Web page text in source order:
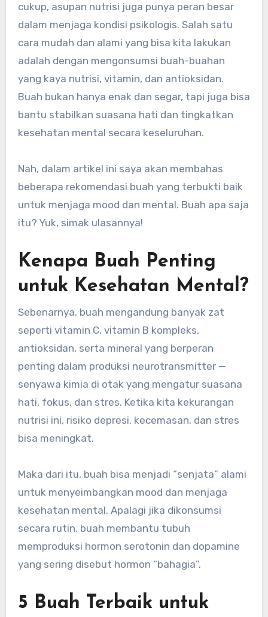
cukup, asupan nutrisi juga punya peran besar
dalam menjaga kondisi psikologis. Salah satu
cara mudah dan alami yang bisa kita lakukan
adalah dengan mengonsumsi buah-buahan
yang kaya nutrisi, vitamin, dan antioksidan.
Buah bukan hanya enak dan segar, tapi juga bisa
bantu stabilkan suasana hati dan tingkatkan
kesehatan mental secara keseluruhan.
Nah, dalam artikel ini saya akan membahas
beberapa rekomendasi buah yang terbukti baik
untuk menjaga mood dan mental. Buah apa saja
itu? Yuk, simak ulasannya!
Kenapa Buah Penting
untuk Kesehatan Mental?
Sebenarnya, buah mengandung banyak zat
seperti vitamin C, vitamin B kompleks,
antioksidan, serta mineral yang berperan
penting dalam produksi neurotransmitter —
senyawa kimia di otak yang mengatur suasana
hati, fokus, dan stres. Ketika kita kekurangan
nutrisi ini, risiko depresi, kecemasan, dan stres
bisa meningkat.
Maka dari itu, buah bisa menjadi “senjata” alami
untuk menyeimbangkan mood dan menjaga
kesehatan mental. Apalagi jika dikonsumsi
secara rutin, buah membantu tubuh
memproduksi hormon serotonin dan dopamine
yang sering disebut hormon “bahagia”.
5 Buah Terbaik untuk